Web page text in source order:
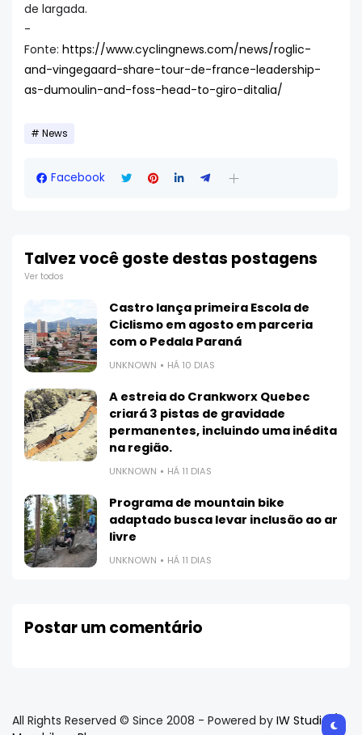
de largada.
-
Fonte: https://www.cyclingnews.com/news/roglic-
and-vingegaard-share-tour-de-france-leadership-
as-dumoulin-and-foss-head-to-giro-ditalia/
News
Facebook
Talvez você goste destas postagens
Ver todos
Castro lança primeira Escola de
Ciclismo em agosto em parceria
com o Pedala Paraná
UNKNOWN HÁ 10 DIAS
A estreia do Crankworx Quebec
criará 3 pistas de gravidade
permanentes, incluindo uma inédita
na região.
UNKNOWN HÁ 11 DIAS
Programa de mountain bike
adaptado busca levar inclusão ao ar
livre
UNKNOWN HÁ 11 DIAS
Postar um comentário
All Rights Reserved © Since 2008 - Powered by IW Studio /